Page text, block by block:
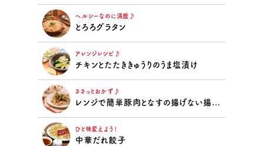
ヘルシーなのに満腹♪
とろろグラタン
アレンジレシピ♪
チキンとたたききゅうりのうま塩漬け
ささっとおかず♪
レンジで簡単豚肉となすの揚げない揚げ浸し
ひと味変えよう！
中華だれ餃子